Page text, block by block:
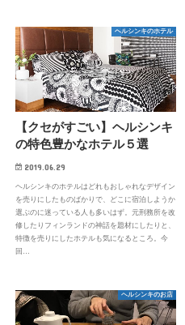
ヘルシンキのホテル
【クセがすごい】ヘルシンキ
の特色豊かなホテル５選
2019.06.29
ヘルシンキのホテルはどれもおしゃれなデザイン
を売りにしたものばかりで、どこに宿泊しようか
選ぶのに迷っている人も多いはず。元刑務所を改
修したりフィンランドの神話を題材にしたりと、
特徴を売りにしたホテルも気になるところ。今
回…
ヘルシンキのお店